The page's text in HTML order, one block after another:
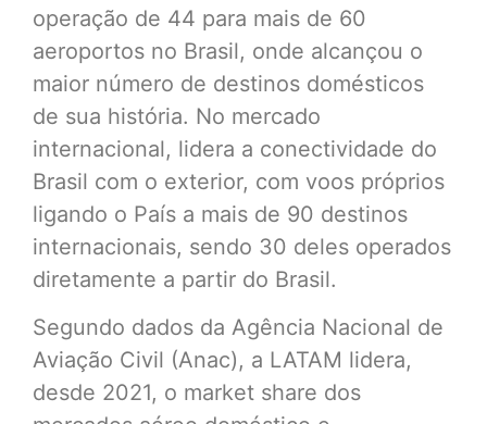
operação de 44 para mais de 60
aeroportos no Brasil, onde alcançou o
maior número de destinos domésticos
de sua história. No mercado
internacional, lidera a conectividade do
Brasil com o exterior, com voos próprios
ligando o País a mais de 90 destinos
internacionais, sendo 30 deles operados
diretamente a partir do Brasil.
Segundo dados da Agência Nacional de
Aviação Civil (Anac), a LATAM lidera,
desde 2021, o market share dos